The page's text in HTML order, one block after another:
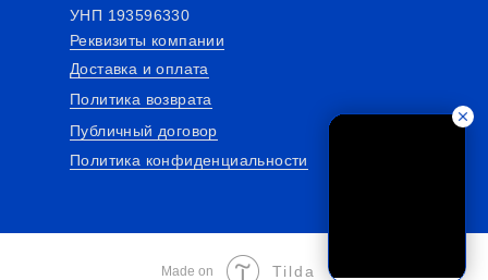
УНП 193596330
Реквизиты компании
Политика конфиденциальности
Доставка и оплата
Политика возврата
Публичный договор
Made on Tilda